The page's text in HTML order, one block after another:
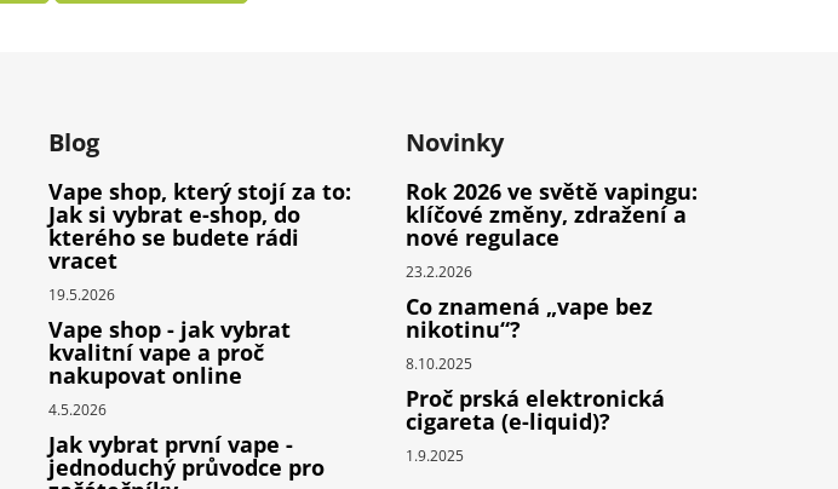
Blog
Vape shop, který stojí za to:
Jak si vybrat e-shop, do
kterého se budete rádi
vracet
19.5.2026
Vape shop - jak vybrat
kvalitní vape a proč
nakupovat online
4.5.2026
Jak vybrat první vape -
jednoduchý průvodce pro
Novinky
Rok 2026 ve světě vapingu:
klíčové změny, zdražení a
nové regulace
23.2.2026
Co znamená „vape bez
nikotinu“?
8.10.2025
Proč prská elektronická
cigareta (e-liquid)?
1.9.2025